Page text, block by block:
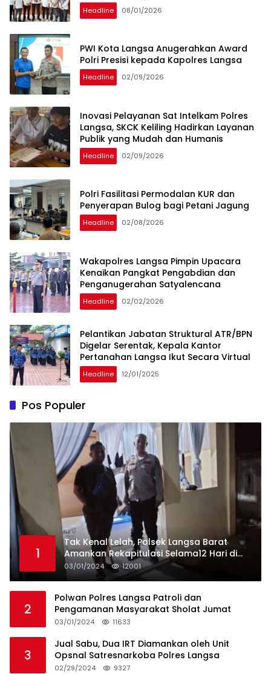
Headline 08/01/2026
PWI Kota Langsa Anugerahkan Award
Polri Presisi kepada Kapolres Langsa
Headline 02/09/2026
Inovasi Pelayanan Sat Intelkam Polres
Langsa, SKCK Keliling Hadirkan Layanan
Publik yang Mudah dan Humanis
Headline 02/09/2026
Polri Fasilitasi Permodalan KUR dan
Penyerapan Bulog bagi Petani Jagung
Headline 02/08/2026
Wakapolres Langsa Pimpin Upacara
Kenaikan Pangkat Pengabdian dan
Penganugerahan Satyalencana
Headline 02/02/2026
Pelantikan Jabatan Struktural ATR/BPN
Digelar Serentak, Kepala Kantor
Pertanahan Langsa Ikut Secara Virtual
Headline 12/01/2025
Pos Populer
1
Tak Kenal Lelah, Polsek Langsa Barat
Amankan Rekapitulasi Selama12 Hari di
Kecamatan Baro
03/01/2024 12001
2
Polwan Polres Langsa Patroli dan
Pengamanan Masyarakat Sholat Jumat
03/01/2024 11633
3
Jual Sabu, Dua IRT Diamankan oleh Unit
Opsnal Satresnarkoba Polres Langsa
02/29/2024 9327